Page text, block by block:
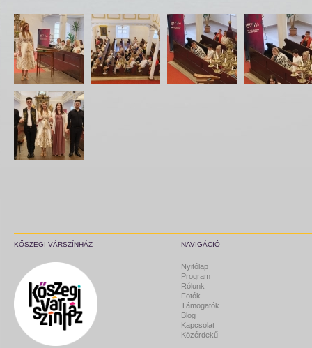
KŐSZEGI VÁRSZÍNHÁZ NAVIGÁCIÓ
Nyitólap
Program
Rólunk
Fotók
Támogatók
Blog
Kapcsolat
Közérdekű